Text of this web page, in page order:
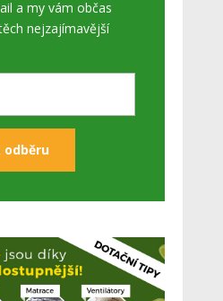
a my vám občas
nejzajímavější